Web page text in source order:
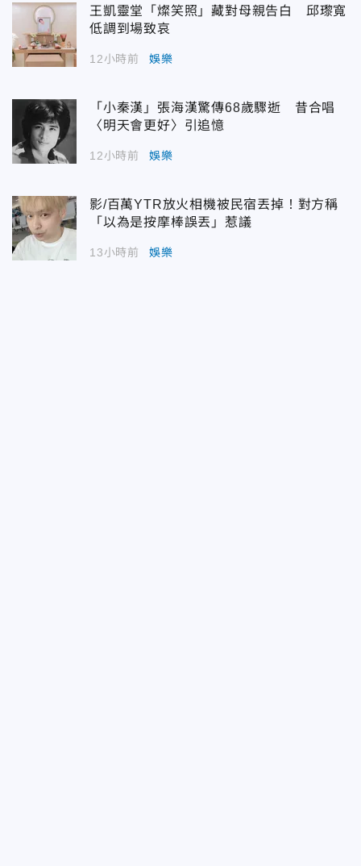
王凱靈堂「燦笑照」藏對母親告白 邱瓈寬
低調到場致哀
12小時前 娛樂
「小秦漢」張海漢驚傳68歲驟逝 昔合唱
〈明天會更好〉引追憶
12小時前 娛樂
影/百萬YTR放火相機被民宿丟掉！對方稱
「以為是按摩棒誤丟」惹議
13小時前 娛樂